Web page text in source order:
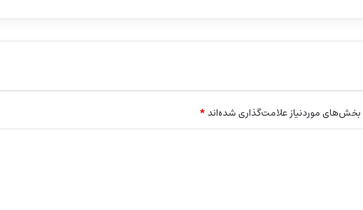
بخش‌های موردنیاز علامت‌گذاری شده‌اند*